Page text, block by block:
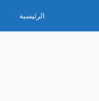
المحتوى
الرئيسية